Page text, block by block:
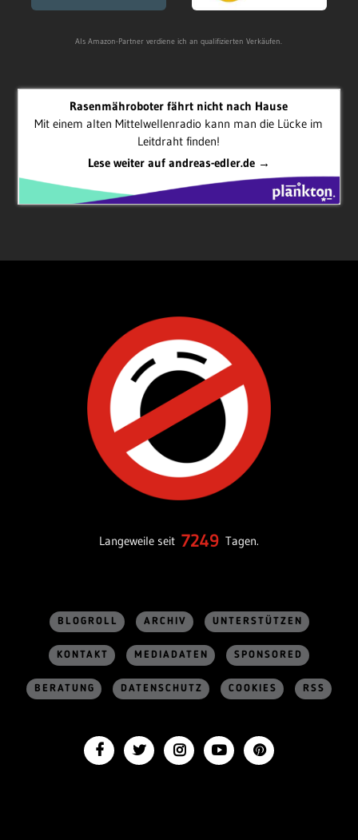
Als Amazon-Partner verdiene ich an qualifizierten Verkäufen.
Rasenmähroboter fährt nicht nach Hause
Mit einem alten Mittelwellenradio kann man die Lücke im
Leitdraht finden!
Lese weiter auf andreas-edler.de →
Langeweile seit 7249 Tagen.
BLOGROLL ARCHIV UNTERSTÜTZEN
KONTAKT MEDIADATEN SPONSORED
BERATUNG DATENSCHUTZ COOKIES RSS